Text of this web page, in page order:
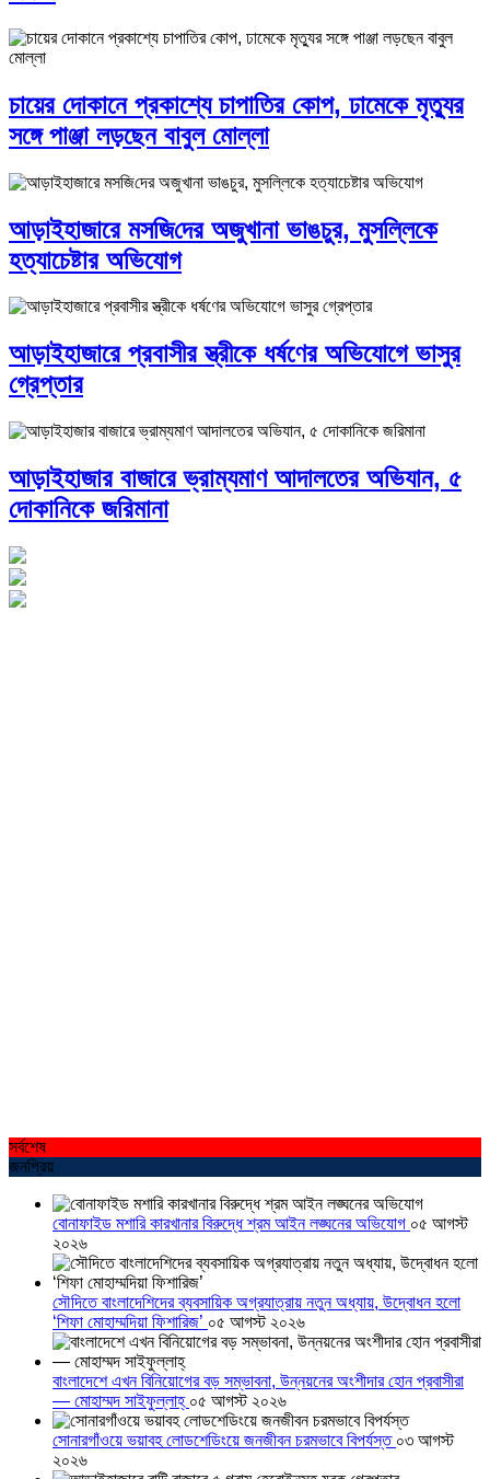
চায়ের দোকানে প্রকাশ্যে চাপাতির কোপ, ঢামেকে মৃত্যুর
সঙ্গে পাঞ্জা লড়ছেন বাবুল মোল্লা
আড়াইহাজারে মস‌জি‌দের অজুখানা ভাঙচুর, মুসল্লিকে
হত্যাচেষ্টার অভিযোগ
আড়াইহাজারে প্রবাসীর স্ত্রীকে ধর্ষণের অভিযোগে ভাসুর
গ্রেপ্তার
আড়াইহাজার বাজারে ভ্রাম্যমাণ আদালতের অভিযান, ৫
দোকানিকে জরিমানা
সর্বশেষ
জনপ্রিয়
বোনাফাইড মশারি কারখানার বিরুদ্ধে শ্রম আইন লঙ্ঘনের অভিযোগ ০৫ আগস্ট
২০২৬
সৌদিতে বাংলাদেশিদের ব্যবসায়িক অগ্রযাত্রায় নতুন অধ্যায়, উদ্বোধন হলো
‘শিফা মোহাম্মদিয়া ফিশারিজ’ ০৫ আগস্ট ২০২৬
বাংলাদেশে এখন বিনিয়োগের বড় সম্ভাবনা, উন্নয়নের অংশীদার হোন প্রবাসীরা
— মোহাম্মদ সাইফুল্লাহ্ ০৫ আগস্ট ২০২৬
সোনারগাঁওয়ে ভয়াবহ লোডশেডিংয়ে জনজীবন চরমভাবে বিপর্যস্ত ০৩ আগস্ট
২০২৬